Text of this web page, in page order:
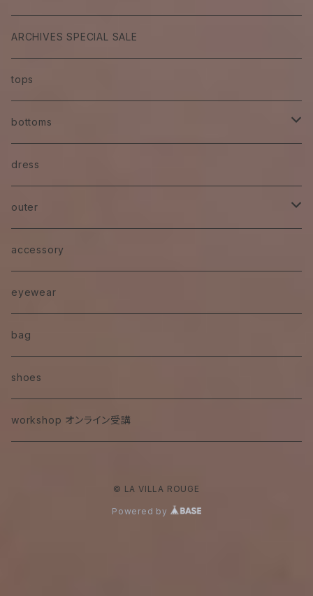
ARCHIVES SPECIAL SALE
tops
bottoms
skirt
pants
denim
dress
outer
jacket
accessory
eyewear
bag
shoes
workshop オンライン受講
© LA VILLA ROUGE
Powered by